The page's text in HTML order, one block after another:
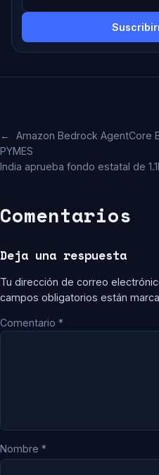
←
Amazon Bedrock AgentCore
PYMES
India aprueba fondo estatal de
Comentarios
Deja una respuesta
Tu dirección de correo
campos obligatorios están
Comentario *
Nombre *